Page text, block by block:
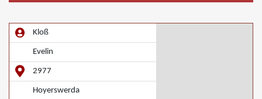
Kloß
Evelin
2977
Hoyerswerda